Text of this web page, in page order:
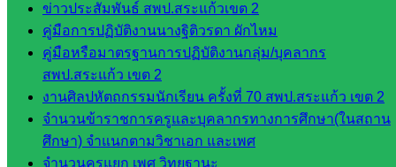
ข่าวประสัมพันธ์ สพป.สระแก้วเขต 2
คู่มือการปฏิบัติงานนางฐิติวรดา ผักไหม
คู่มือหรือมาตรฐานการปฏิบัติงานกลุ่ม/บุคลากร
สพป.สระแก้ว เขต 2
งานศิลปหัตถกรรมนักเรียน ครั้งที่ 70 สพป.สระแก้ว เขต 2
จำนวนข้าราชการครูและบุคลากรทางการศึกษา(ในสถาน
ศึกษา) จำแนกตามวิชาเอก และเพศ
จำนวนครูแยก เพศ วิทยฐานะ
เว็บไซต์
หลักสูตร
ต้าน
ทุจริต
ห้อง
นิเทศ
ศน.นิพนธ์